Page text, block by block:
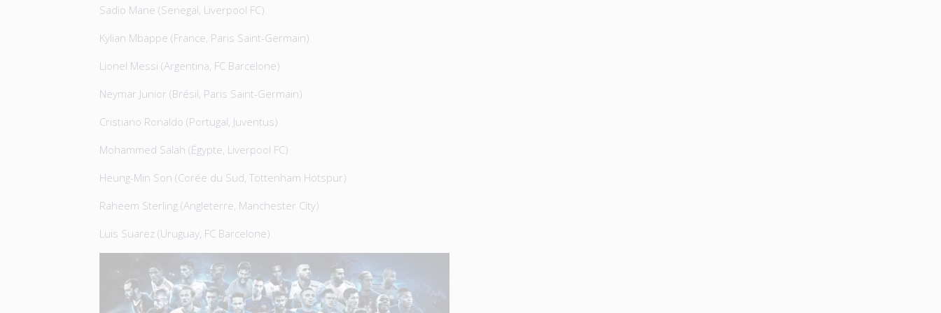
Sadio Mane (Senegal, Liverpool FC)
Kylian Mbappe (France, Paris Saint-Germain)
Lionel Messi (Argentina, FC Barcelone)
Neymar Junior (Brésil, Paris Saint-Germain)
Cristiano Ronaldo (Portugal, Juventus)
Mohammed Salah (Égypte, Liverpool FC)
Heung-Min Son (Corée du Sud, Tottenham Hotspur)
Raheem Sterling (Angleterre, Manchester City)
Luis Suarez (Uruguay, FC Barcelone)